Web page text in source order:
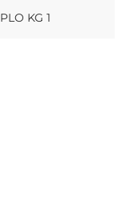
KG 1